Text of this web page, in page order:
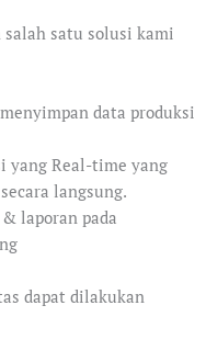
salah satu solusi kami
data produksi
yang Real-time yang
langsung.
laporan pada
dapat dilakukan